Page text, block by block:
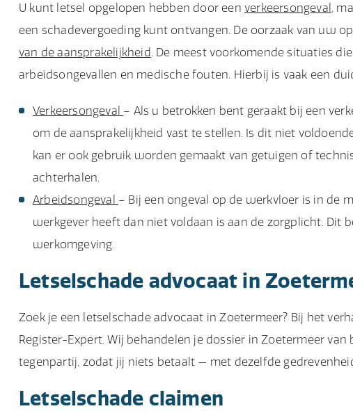
U kunt letsel opgelopen hebben door eenverkeersongeval ,
een schadevergoeding kunt ontvangen. De oorzaak van uw
van de aansprakelijkheid. De meest voorkomende situaties
arbeidsongevallen en medische fouten. Hierbij is vaak een
Verkeersongeval – Als u betrokken bent geraakt bij een
om de aansprakelijkheid vast te stellen. Is dit niet
kan er ook gebruik worden gemaakt van getuigen of
achterhalen.
Arbeidsongeval – Bij een ongeval op de werkvloer is in de
werkgever heeft dan niet voldaan is aan de zorgplicht. Dit
werkomgeving.
Letselschade advocaat in
Zoek je een letselschade advocaat in Zoetermeer? Bij het
Register-Expert. Wij behandelen je dossier in Zoetermeer
tegenpartij, zodat jij niets betaalt — met dezelfde
Letselschade claimen